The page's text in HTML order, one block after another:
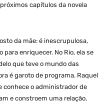
capítulos da novela
da mãe: é inescrupulosa,
enriquecer. No Rio, ela se
que teve o mundo das
é garoto de programa. Raquel
conhece o administrador de
e constroem uma relação.